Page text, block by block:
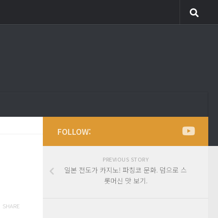
SHARE
FOLLOW:
PREVIOUS STORY
일본 전도가 카지노! 파칭코 문화. 덤으로 스
롯머신 맛 보기.